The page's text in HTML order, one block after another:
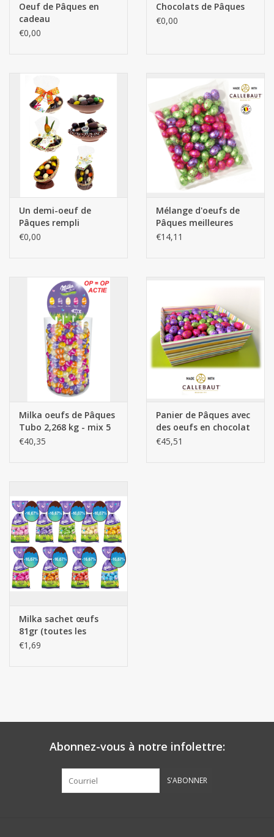
Oeuf de Pâques en
cadeau
€0,00
Chocolats de Pâques
€0,00
Un demi-oeuf de
Pâques rempli
€0,00
Mélange d'oeufs de
Pâques meilleures
saveurs - 1kg Quality
€14,11
Milka oeufs de Pâques
Tubo 2,268 kg - mix 5
goûts
€40,35
Panier de Pâques avec
des oeufs en chocolat
3kg
€45,51
Milka sachet œufs
81gr (toutes les
saveurs disponibles)
€1,69
Abonnez-vous à notre infolettre:
S'ABONNER